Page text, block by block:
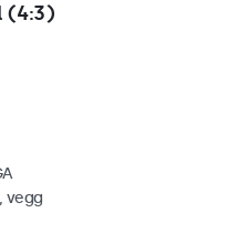
(4:3)
vegg